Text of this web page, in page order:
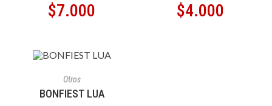
$7.000 $4.000
Otros
BONFIEST LUA